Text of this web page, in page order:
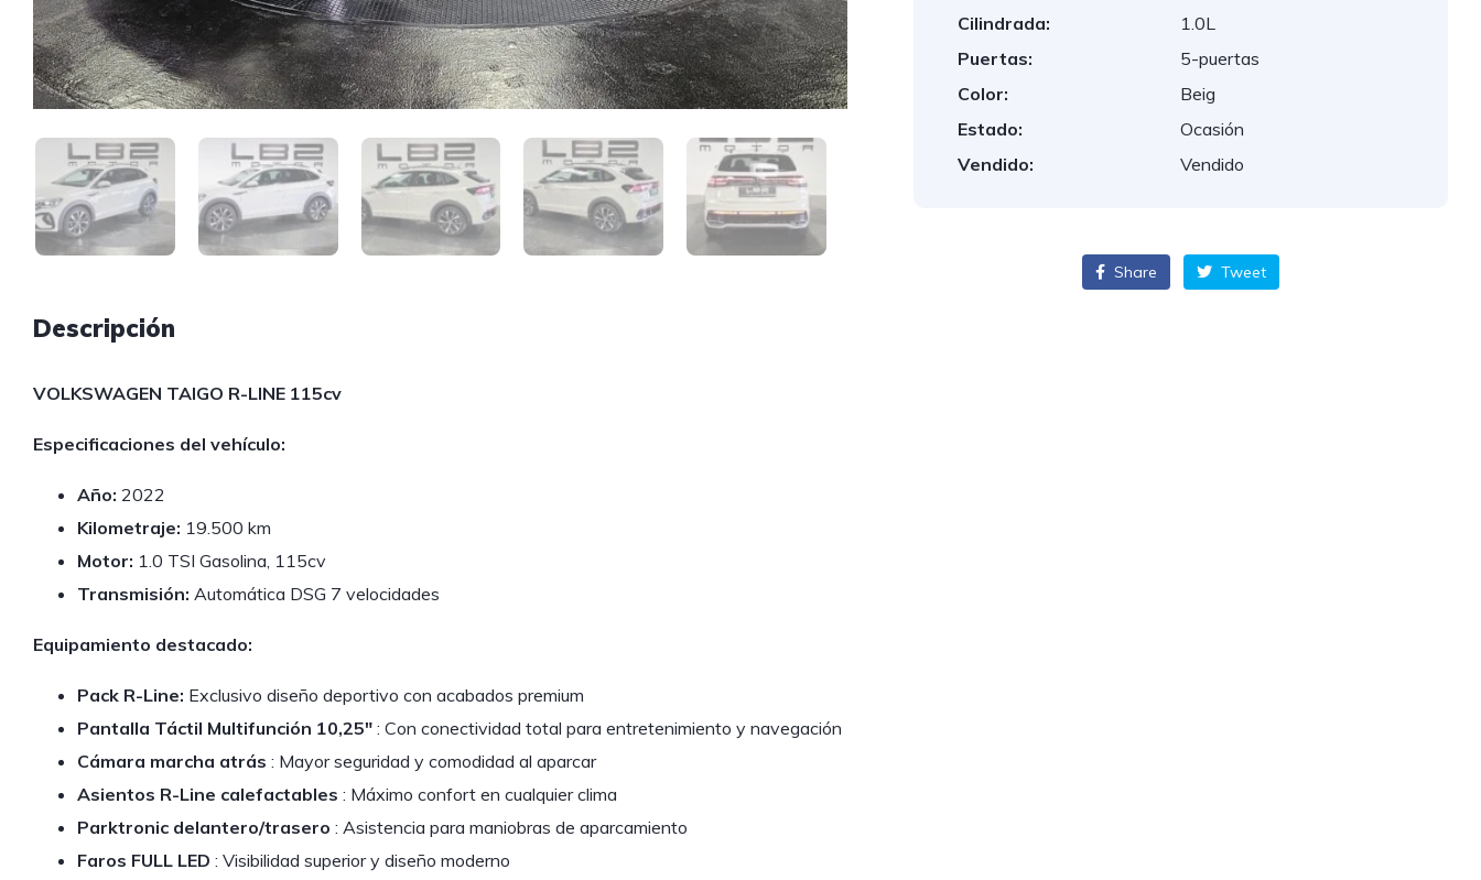
Descripción
VOLKSWAGEN TAIGO R-LINE 115cv
Especificaciones del vehículo:
Año: 2022
Kilometraje: 19.500 km
Motor: 1.0 TSI Gasolina, 115cv
Transmisión: Automática DSG 7 velocidades
Equipamiento destacado:
Pack R-Line: Exclusivo diseño deportivo con acabados premium
Pantalla Táctil Multifunción 10,25″ : Con conectividad total para entretenimiento y navegación
Cámara marcha atrás : Mayor seguridad y comodidad al aparcar
Asientos R-Line calefactables : Máximo confort en cualquier clima
Parktronic delantero/trasero : Asistencia para maniobras de aparcamiento
Faros FULL LED : Visibilidad superior y diseño moderno
Cilindrada:
1.0L
Puertas:
5-puertas
Color:
Beig
Estado:
Ocasión
Vendido:
Vendido
Share Tweet